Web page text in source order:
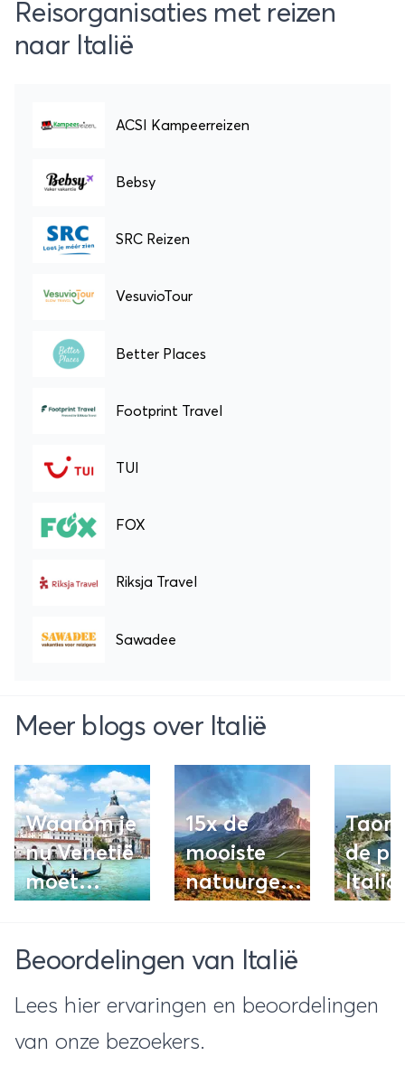
Reisorganisaties met reizen
naar Italië
ACSI Kampeerreizen
Bebsy
SRC Reizen
VesuvioTour
Better Places
Footprint Travel
TUI
FOX
Riksja Travel
Sawadee
Meer blogs over Italië
Waarom je
nu Venetië
moet
15x de
mooiste
natuurgebieden
de
Beoordelingen van Italië
Lees hier ervaringen en beoordelingen
van onze bezoekers.